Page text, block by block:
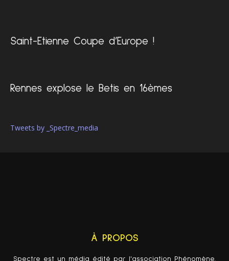
Saint-Etienne Coupe d’Europe !
Rennes explose le Betis en 16èmes
Tweets by _Spectre_media
À PROPOS
Spectre est un média édité par l'association Phénomène.